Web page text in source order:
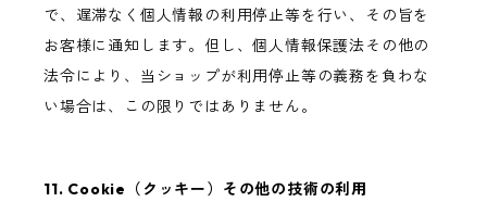
で、遅滞なく個人情報の利用停止等を行い、その旨を
お客様に通知します。但し、個人情報保護法その他の
法令により、当ショップが利用停止等の義務を負わな
い場合は、この限りではありません。
11. Cookie（クッキー）その他の技術の利用